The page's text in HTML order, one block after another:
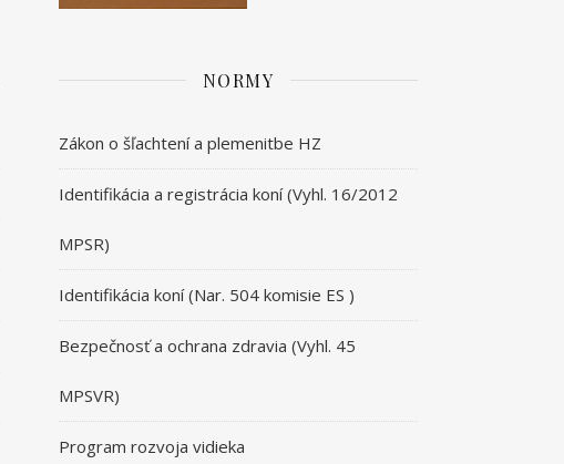
NORMY
Zákon o šľachtení a plemenitbe HZ
Identifikácia a registrácia koní (Vyhl. 16/2012
MPSR)
Identifikácia koní (Nar. 504 komisie ES )
Bezpečnosť a ochrana zdravia (Vyhl. 45
MPSVR)
Program rozvoja vidieka